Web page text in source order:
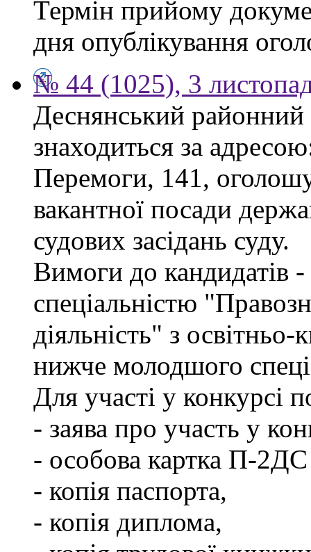
Термін прийому
дня опублікування
№ 44 (1025), 3
Деснянський
знаходиться за
Перемоги, 141,
вакантної посади
судових засідань суду.
Вимоги до кандидатів -
спеціальністю
діяльність" з
нижче молодшого
Для участі у конкурсі
- заява про участь у
- особова картка П-
- копія паспорта,
- копія диплома,